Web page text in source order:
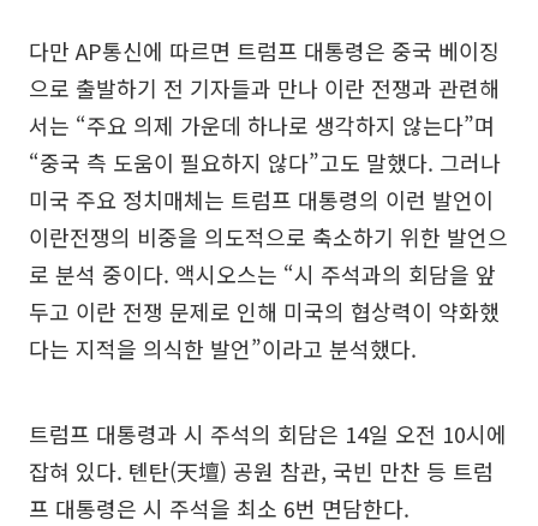
다만 AP통신에 따르면 트럼프 대통령은 중국 베이징
으로 출발하기 전 기자들과 만나 이란 전쟁과 관련해
서는 “주요 의제 가운데 하나로 생각하지 않는다”며
“중국 측 도움이 필요하지 않다”고도 말했다. 그러나
미국 주요 정치매체는 트럼프 대통령의 이런 발언이
이란전쟁의 비중을 의도적으로 축소하기 위한 발언으
로 분석 중이다. 액시오스는 “시 주석과의 회담을 앞
두고 이란 전쟁 문제로 인해 미국의 협상력이 약화했
다는 지적을 의식한 발언”이라고 분석했다.
트럼프 대통령과 시 주석의 회담은 14일 오전 10시에
잡혀 있다. 톈탄(天壇) 공원 참관, 국빈 만찬 등 트럼
프 대통령은 시 주석을 최소 6번 면담한다.